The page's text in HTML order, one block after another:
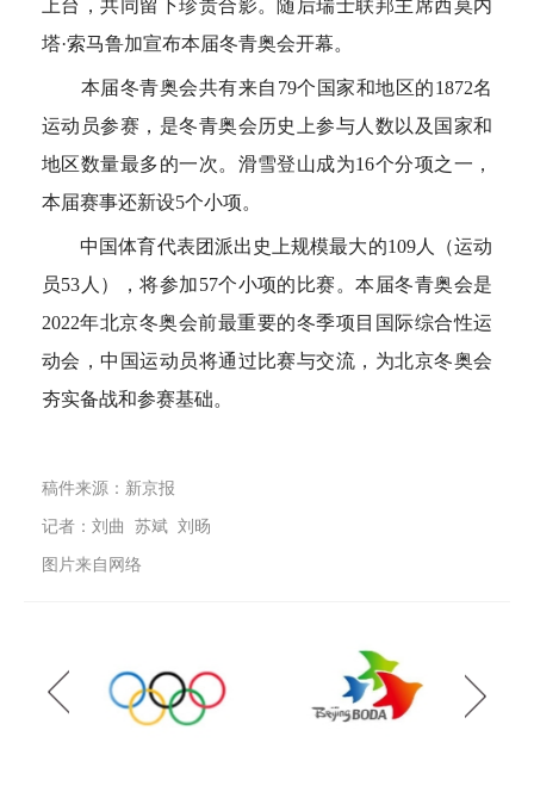
上台，共同留下珍贵合影。随后瑞士联邦主席西莫内
塔·索马鲁加宣布本届冬青奥会开幕。
本届冬青奥会共有来自79个国家和地区的1872名
运动员参赛，是冬青奥会历史上参与人数以及国家和
地区数量最多的一次。滑雪登山成为16个分项之一，
本届赛事还新设5个小项。
空格中国体育代表团派出史上规模最大的109人（运动
员53人），将参加57个小项的比赛。本届冬青奥会是
2022年北京冬奥会前最重要的冬季项目国际综合性运
动会，中国运动员将通过比赛与交流，为北京冬奥会
夯实备战和参赛基础。
稿件来源：新京报
记者：刘曲 苏斌 刘旸
图片来自网络